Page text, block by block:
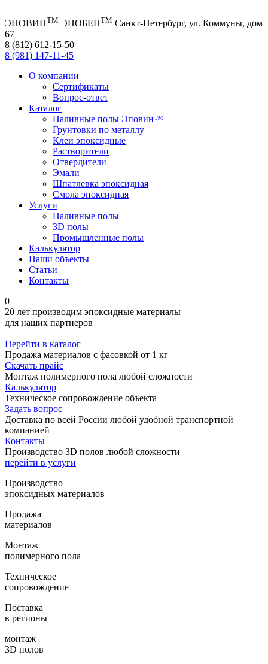
ЭПОВИНTM ЭПОБЕНTM Санкт-Петербург, ул. Коммуны, дом
67
8 (812) 612-15-50
8 (981) 147-11-45
О компании
Сертификаты
Вопрос-ответ
Каталог
Наливные полы Эповин™
Грунтовки по металлу
Клеи эпоксидные
Растворители
Отвердители
Эмали
Шпатлевка эпоксидная
Смола эпоксидная
Услуги
Наливные полы
3D полы
Промышленные полы
Калькулятор
Наши объекты
Статьи
Контакты
0
20 лет производим эпоксидные материалы
для наших партнеров
Перейти в каталог
Продажа материалов с фасовкой от 1 кг
Скачать прайс
Монтаж полимерного пола любой сложности
Калькулятор
Техническое сопровождение объекта
Задать вопрос
Доставка по всей России любой удобной транспортной
компанией
Контакты
Производство 3D полов любой сложности
перейти в услуги
Производство
эпоксидных материалов
Продажа
материалов
Монтаж
полимерного пола
Техническое
сопровождение
Поставка
в регионы
монтаж
3D полов